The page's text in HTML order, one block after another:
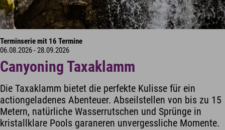
Terminserie mit 16 Termine
06.08.2026 - 28.09.2026
Canyoning Taxaklamm
Die Taxaklamm bietet die perfekte Kulisse für ein
actiongeladenes Abenteuer. Abseilstellen von bis zu 15
Metern, natürliche Wasserrutschen und Sprünge in
kristallklare Pools garaneren unvergessliche Momente.